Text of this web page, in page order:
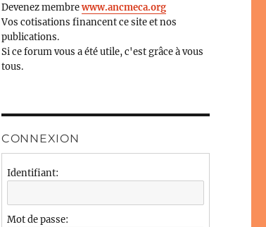
Devenez membrewww.ancmeca.org
Vos cotisations financent ce site et nos
publications.
Si ce forum vous a été utile, c'est grâce à vous
tous.
CONNEXION
Identifiant:
Mot de passe: